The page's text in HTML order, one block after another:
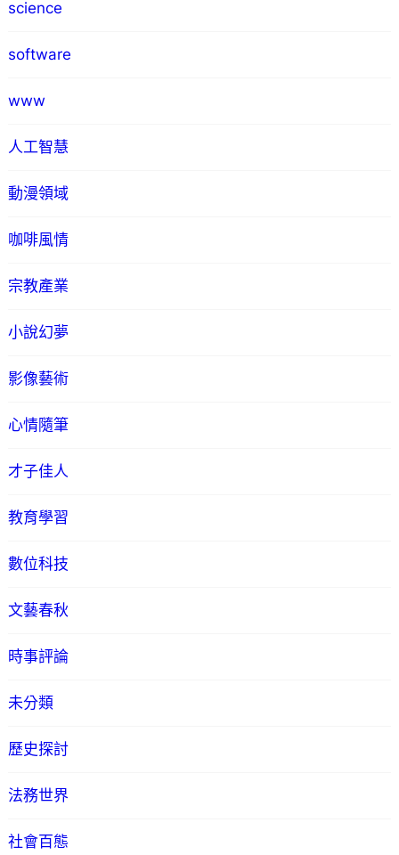
science
software
www
人工智慧
動漫領域
咖啡風情
宗教產業
小說幻夢
影像藝術
心情隨筆
才子佳人
教育學習
數位科技
文藝春秋
時事評論
未分類
歷史探討
法務世界
社會百態